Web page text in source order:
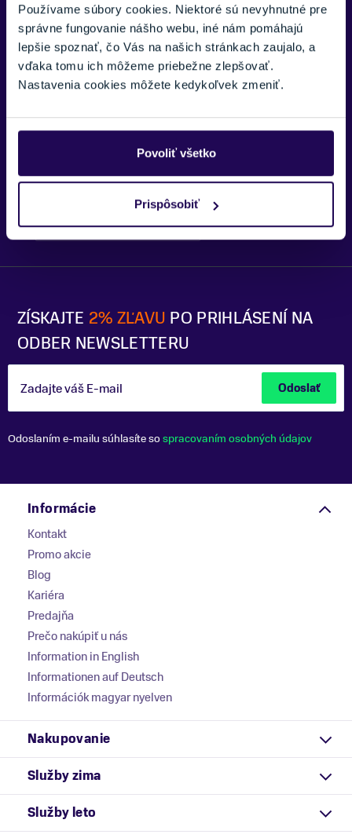
Používame súbory cookies. Niektoré sú nevyhnutné pre
správne fungovanie nášho webu, iné nám pomáhajú
lepšie spoznať, čo Vás na našich stránkach zaujalo, a
vďaka tomu ich môžeme priebežne zlepšovať.
Nastavenia cookies môžete kedykoľvek zmeniť.
Povoliť všetko
Prispôsobiť
ZÍSKAJTE 2% ZĽAVU PO PRIHLÁSENÍ NA
ODBER NEWSLETTERU
Zadajte váš E-mail Odoslať
Odoslaním e-mailu súhlasíte sospracovaním osobných údajov
Bratislava - OC Tehelko
Trek Flagship Store Bratislava
Kubínska hoľa
Informácie
Kontakt
Promo akcie
Blog
Kariéra
Predajňa
Prečo nakúpiť u nás
Information in English
Informationen auf Deutsch
Információk magyar nyelven
Nakupovanie
Služby zima
Služby leto